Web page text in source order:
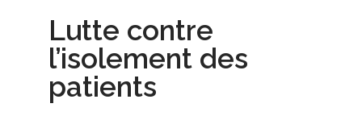
Lutte contre
l’isolement des
patients